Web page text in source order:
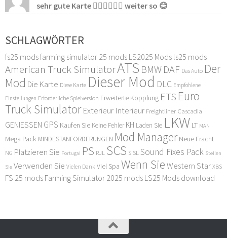
sehr gute Karte 👍🏻👍🏻👍🏻 weiter so 😊
SCHLAGWÖRTER
fs25 modsfarming simulator 25 mods LS2025 Mods ls25 mods
American Truck SimulatorATS BMW DAF Das Auto Der
Mod Die Karte Diese Karte Dieser Mod DLC Empfohlene
Einstellungen Erforderliche Spielversion Erweiterte Kopplung ETS Euro
Truck Simulator Exterieur Interieur Freightliner Cascadia
GENIESSEN GPS Kaufen Sie Keine Fehler KH Laden Sie LKW LT MAN
Mega Pack MINDESTANFORDERUNGEN Mod Manager Neue Fracht
NG Platzieren Sie Portugal PS RJL SCS SISLSound Fixes Pack Stellen
Sie Verwenden Sie Vielen Dank Viel Spa Wenn Sie Western Star XBS
FS 25 mods Farming Simulator 2025 mods LS25 Mods download